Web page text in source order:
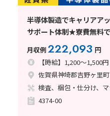
半導体製造でキャリアア
サポート体制★寮費無料
月収例222,093 円
【時給】1,200～1,500円
佐賀県神埼郡吉野ヶ里町
4374-00